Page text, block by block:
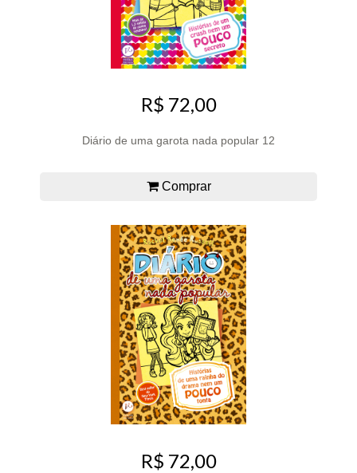
R$ 72,00
Diário de uma garota nada popular 12
Comprar
R$ 72,00